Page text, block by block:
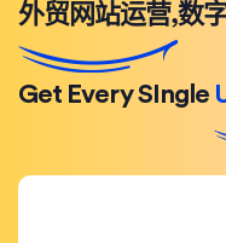
外贸网站运营,数
Get Every SIngle